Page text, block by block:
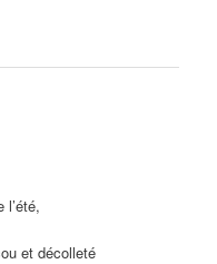
l’été,
et décolleté